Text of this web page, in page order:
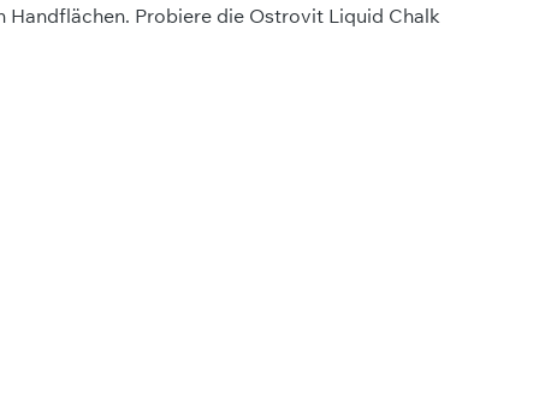
Handflächen. Probiere die Ostrovit Liquid Chalk